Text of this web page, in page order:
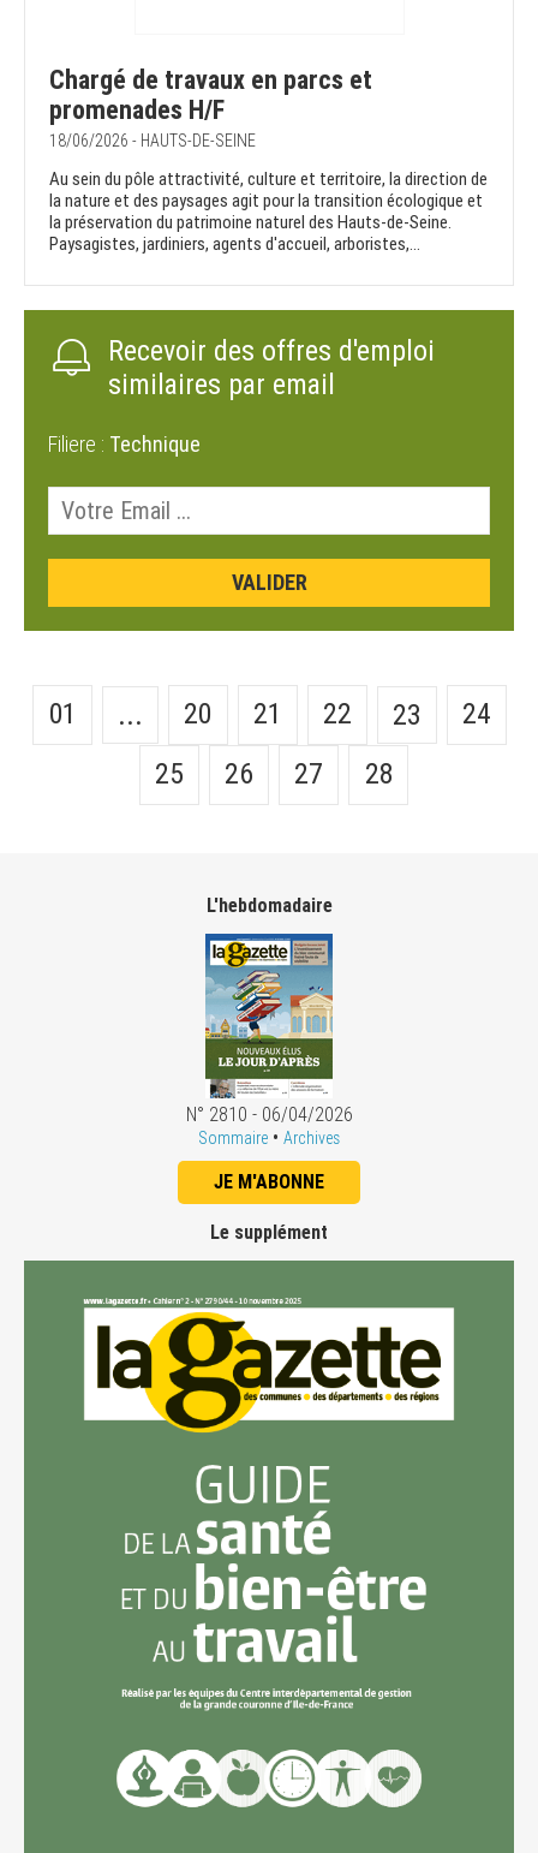
Chargé de travaux en parcs et
promenades H/F
18/06/2026 - HAUTS-DE-SEINE
Au sein du pôle attractivité, culture et territoire, la direction de
la nature et des paysages agit pour la transition écologique et
la préservation du patrimoine naturel des Hauts-de-Seine.
Paysagistes, jardiniers, agents d'accueil, arboristes,...
Recevoir des offres d'emploi
similaires par email
Filiere : Technique
01 ... 20 21 22 23
24
25
26 27 28
L'hebdomadaire
N° 2810 - 06/04/2026
Sommaire • Archives
JE M'ABONNE
Le supplément